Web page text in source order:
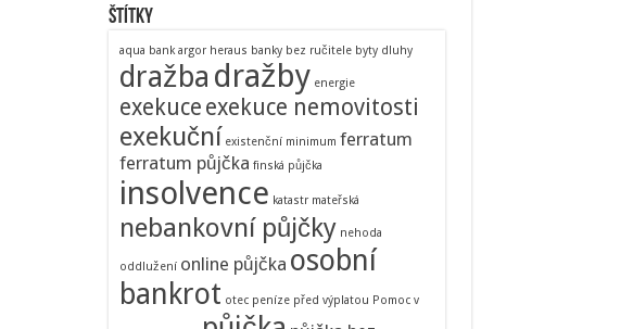
Štítky
aqua bank argor heraus banky bez ručitele byty dluhy
dražba dražby energie
exekuce exekuce nemovitosti
exekuční existenční minimum ferratum
ferratum půjčka finská půjčka
insolvence katastr mateřská
nebankovní půjčky nehoda
oddlužení online půjčka osobní
bankrot otec peníze před výplatou Pomoc v